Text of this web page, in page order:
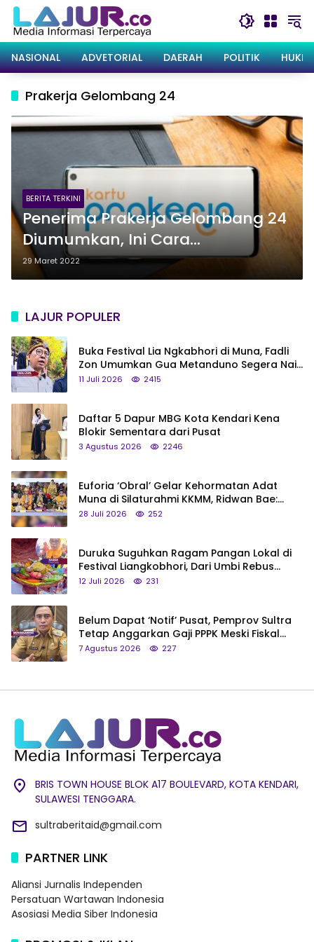
Langsung
konten
NASIONAL
ADVETORIAL DAERAH POLITIK
Prakerja Gelombang 24
BERITA TERKINI
Penerima Prakerja Gelombang 24
Diumumkan, Ini Cara
Mengeceknya
29 Maret 2022
LAJUR POPULER
Buka Festival Lia Ngkabhori di Muna, Fadli
Zon Umumkan Gua Metanduno Segera Naik
Status Jadi Cagar Budaya Nasional
11 Juli 2026 2415
Daftar 5 Dapur MBG Kota Kendari Kena
Blokir Sementara dari Pusat
3 Agustus 2026 2246
Euforia ‘Obral’ Gelar Kehormatan Adat
Muna di Silaturahmi KKMM, Ridwan Bae:
Saya Bukan Tipe Begitu, Belum Pantas!
28 Juli 2026 252
Duruka Suguhkan Ragam Pangan Lokal di
Festival Liangkobhori, Dari Umbi Rebus
hingga Tumpeng Beras Muna
12 Juli 2026 231
Belum Dapat ‘Notif’ Pusat, Pemprov Sultra
Tetap Anggarkan Gaji PPPK Meski Fiskal
Megap-Megap
7 Agustus 2026 227
BRIS TOWN HOUSE BLOK A17 BOULEVARD, KOTA KENDARI,
SULAWESI TENGGARA.
sultraberitaid@gmail.com
PARTNER LINK
Aliansi Jurnalis Independen
Persatuan Wartawan Indonesia
Asosiasi Media Siber Indonesia